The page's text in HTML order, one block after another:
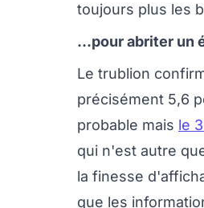
toujours plus les
...pour abriter un
Le trublion
précisément 5,6
probable mais le
qui n'est autre
la finesse
que les